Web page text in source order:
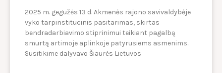
2025 m. gegužės 13 d. Akmenės rajono savivaldybėje
vyko tarpinstitucinis pasitarimas, skirtas
bendradarbiavimo stiprinimui teikiant pagalbą
smurtą artimoje aplinkoje patyrusiems asmenims.
Susitikime dalyvavo Šiaurės Lietuvos